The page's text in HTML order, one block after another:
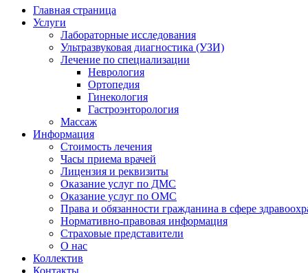
Главная страница
Услуги
Лабораторные исследования
Ультразвуковая диагностика (УЗИ)
Лечение по специализации
Неврология
Ортопедия
Гинекология
Гастроэнторология
Массаж
Информация
Стоимость лечения
Часы приема врачей
Лицензия и реквизиты
Оказание услуг по ДМС
Оказание услуг по ОМС
Права и обязанности гражданина в сфере
Нормативно-правовая информация
Страховые представители
О нас
Коллектив
Контакты